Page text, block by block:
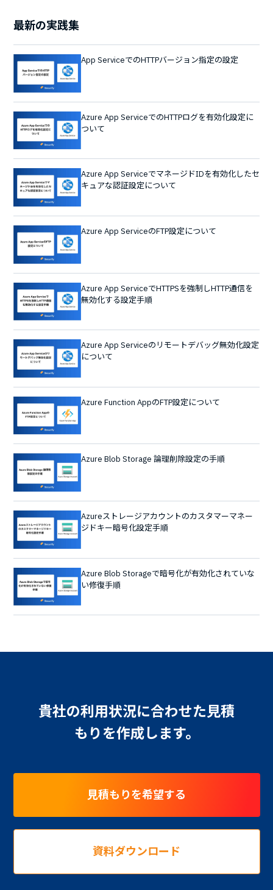
最新の実践集
App ServiceでのHTTPバージョン指定の設定
Azure App ServiceでのHTTPログを有効化設定に
ついて
Azure App ServiceでマネージドIDを有効化したセ
キュアな認証設定について
Azure App ServiceのFTP設定について
Azure App ServiceでHTTPSを強制しHTTP通信を
無効化する設定手順
Azure App Serviceのリモートデバッグ無効化設定
について
Azure Function AppのFTP設定について
Azure Blob Storage 論理削除設定の手順
Azureストレージアカウントのカスタマーマネー
ジドキー暗号化設定手順
Azure Blob Storageで暗号化が有効化されていな
い修復手順
貴社の利用状況に合わせた見積
もりを作成します。
見積もりを希望する
資料ダウンロード